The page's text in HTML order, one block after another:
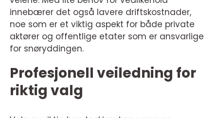
innebærer det også lavere driftskostnader,
noe som er et viktig aspekt for både private
aktører og offentlige etater som er ansvarlige
for snøryddingen.
Profesjonell veiledning for
riktig valg